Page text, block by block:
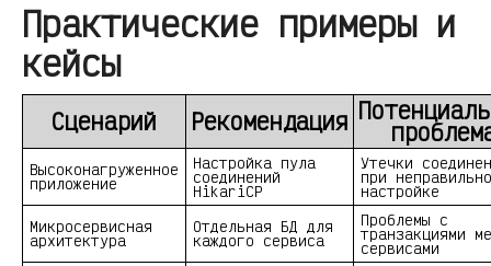
Практические примеры и
кейсы
Сценарий Рекомендация
Высоконагруженное
приложение
Настройка пула
соединений
HikariCP
Утечки
при
настройке
Микросервисная
архитектура
Отдельная БД для
каждого сервиса
Проблемы с
транзакциями
сервисами